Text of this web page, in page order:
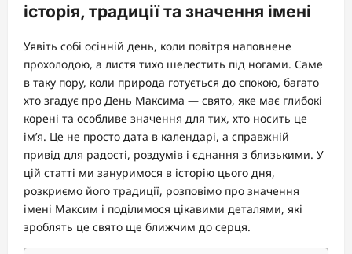
історія, традиції та значення імені
Уявіть собі осінній день, коли повітря наповнене
прохолодою, а листя тихо шелестить під ногами. Саме
в таку пору, коли природа готується до спокою, багато
хто згадує про День Максима — свято, яке має глибокі
корені та особливе значення для тих, хто носить це
ім’я. Це не просто дата в календарі, а справжній
привід для радості, роздумів і єднання з близькими. У
цій статті ми зануримося в історію цього дня,
розкриємо його традиції, розповімо про значення
імені Максим і поділимося цікавими деталями, які
зроблять це свято ще ближчим до серця.